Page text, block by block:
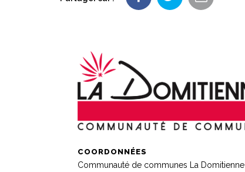
COORDONNÉES
Communauté de communes La Domitienne